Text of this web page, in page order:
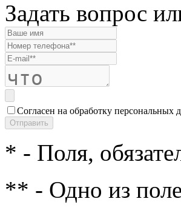
Задать вопрос
Согласен на обработку персональных
* - Поля,
** - Одно из